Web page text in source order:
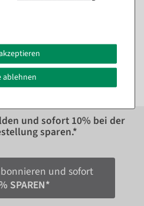
1.795,00 EUR zzgl. ges. MwSt.
und sofort 10% bei der
sparen.*
und sofort
SPAREN*
ablehnen